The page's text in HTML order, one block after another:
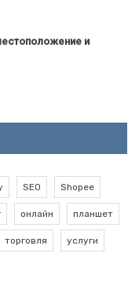
и
SEO Shopee
онлайн планшет
торговля услуги